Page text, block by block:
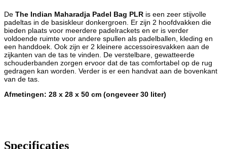
De The Indian Maharadja Padel Bag PLR is een zeer stijvolle
padeltas in de basiskleur donkergroen. Er zijn 2 hoofdvakken die
bieden plaats voor meerdere padelrackets en er is verder
voldoende ruimte voor andere spullen als padelballen, kleding en
een handdoek. Ook zijn er 2 kleinere accessoiresvakken aan de
zijkanten van de tas te vinden. De verstelbare, gewatteerde
schouderbanden zorgen ervoor dat de tas comfortabel op de rug
gedragen kan worden. Verder is er een handvat aan de bovenkant
van de tas.
Afmetingen: 28 x 28 x 50 cm (ongeveer 30 liter)
Specificaties